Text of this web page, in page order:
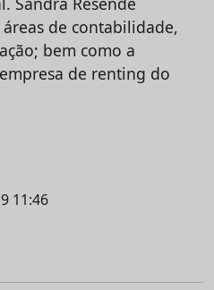
de contabilidade,
bem como a
de renting do
11:46